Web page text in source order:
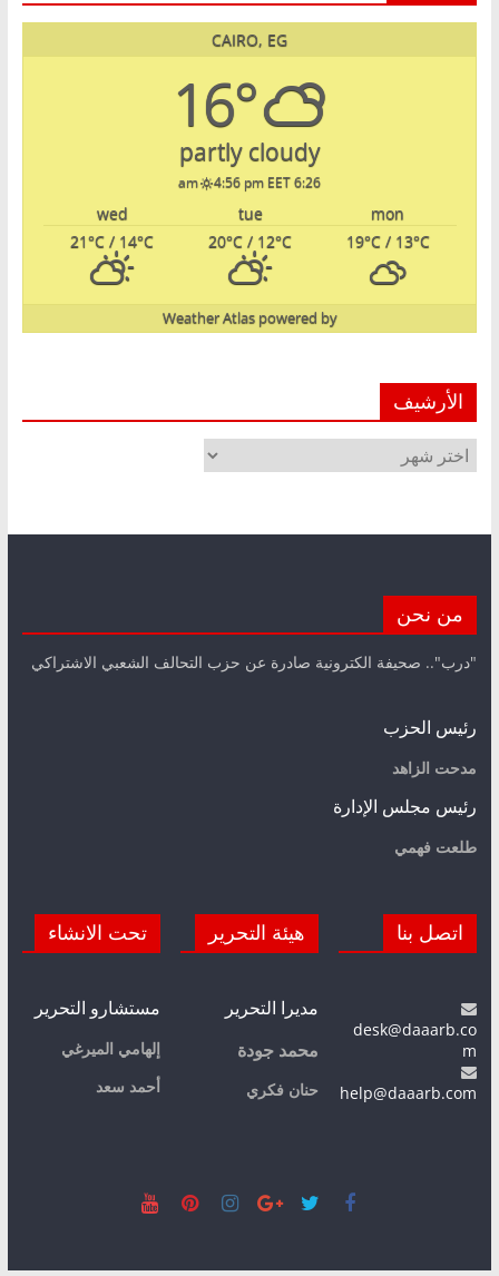
CAIRO, EG
16°
partly cloudy
6:26 am
4:56 pm EET
mon
tue
wed
19°C/ 13°C
20°C / 12°C
21°C / 14°C
powered by
Weather Atlas
الأرشيف
الأرشيف
من نحن
"درب".. صحيفة الكترونية صادرة عن حزب التحالف الشعبي الاشتراكي
رئيس الحزب
مدحت الزاهد
رئيس مجلس الإدارة
طلعت فهمي
اتصل بنا
desk@daaarb.co
m
help@daaarb.com
هيئة التحرير
مديرا التحرير
محمد جودة
حنان فكري
تحت الانشاء
مستشارو التحرير
إلهامي الميرغي
أحمد سعد